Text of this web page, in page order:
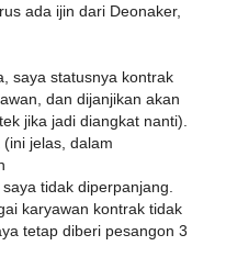
ada ijin dari Deonaker,
saya statusnya kontrak
dan dijanjikan akan
jika jadi diangkat nanti).
jelas, dalam
tidak diperpanjang.
karyawan kontrak tidak
tetap diberi pesangon 3